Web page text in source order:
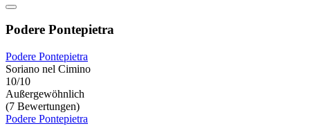
Podere Pontepietra
Podere Pontepietra
Soriano nel Cimino
10/10
Außergewöhnlich
(7 Bewertungen)
Podere Pontepietra